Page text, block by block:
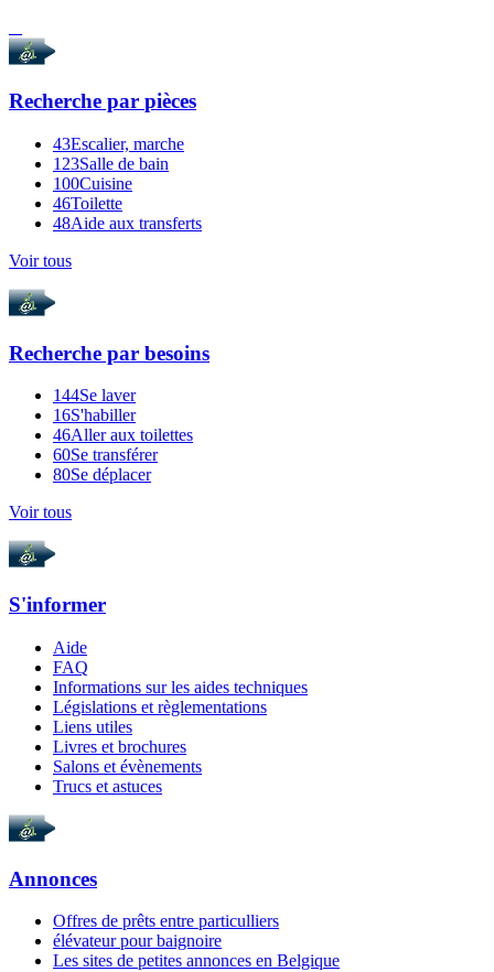
Recherche par pièces
43Escalier, marche
123Salle de bain
100Cuisine
46Toilette
48Aide aux transferts
Voir tous
Recherche par besoins
144Se laver
16S'habiller
46Aller aux toilettes
60Se transférer
80Se déplacer
Voir tous
S'informer
Aide
FAQ
Informations sur les aides techniques
Législations et règlementations
Liens utiles
Livres et brochures
Salons et évènements
Trucs et astuces
Annonces
Offres de prêts entre particulliers
élévateur pour baignoire
Les sites de petites annonces en Belgique